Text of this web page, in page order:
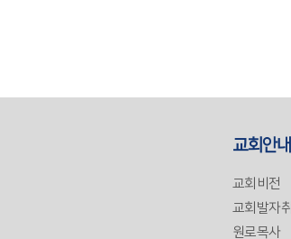
교회안내
교회비전
교회발자취
원로목사